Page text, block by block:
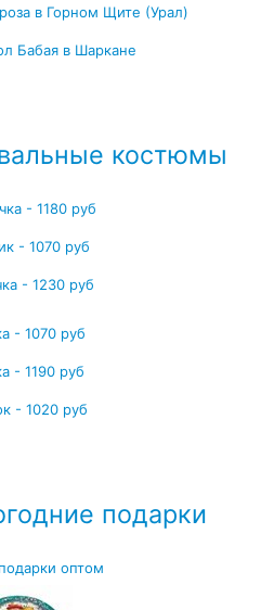
в Горном Щите (Урал)
Бабая в Шаркане
костюмы
- 1180 руб
- 1070 руб
- 1230 руб
- 1070 руб
- 1190 руб
- 1020 руб
подарки
оптом